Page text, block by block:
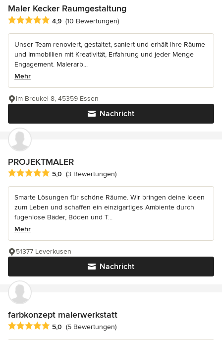
Maler Kecker Raumgestaltung
Durchschnittliche Bewertung: 4.9 von 5 Sternen
4,9 (10 Bewertungen)
Unser Team renoviert, gestaltet, saniert und erhält Ihre Räume
und Immobillien mit Kreativität, Erfahrung und jeder Menge
Engagement. Malerarb...
Mehr
Nachricht
Im Breukel 8, 45359 Essen
PROJEKTMALER
Durchschnittliche Bewertung: 5 von 5 Sternen
5,0 (3 Bewertungen)
Smarte Lösungen für schöne Räume. Wir bringen deine Ideen
zum Leben und schaffen ein einzigartiges Ambiente durch
fugenlose Bäder, Böden und T...
Mehr
Nachricht
51377 Leverkusen
farbkonzept malerwerkstatt
Durchschnittliche Bewertung: 5 von 5 Sternen
5,0 (5 Bewertungen)